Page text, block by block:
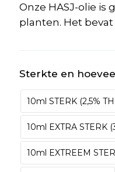
Onze HASJ-olie is
planten. Het bevat
Sterkte en
10ml STERK (2,5%
10ml EXTRA STERK
10ml EXTREEM